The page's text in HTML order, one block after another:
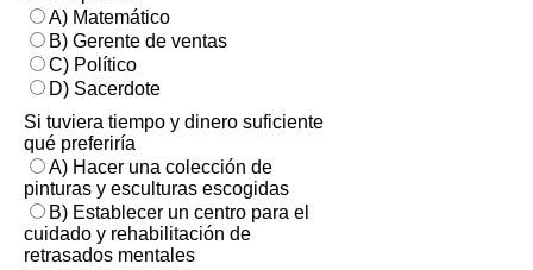
A) Matemático
B) Gerente de ventas
C) Político
D) Sacerdote
Si tuviera tiempo y dinero suficiente
qué preferiría
A) Hacer una colección de
pinturas y esculturas escogidas
B) Establecer un centro para el
cuidado y rehabilitación de
retrasados mentales